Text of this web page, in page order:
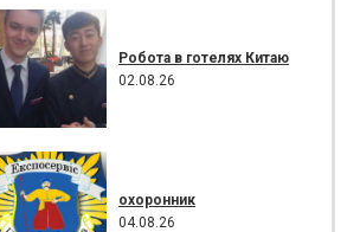
Робота в готелях Китаю
02.08.26
охоронник
04.08.26